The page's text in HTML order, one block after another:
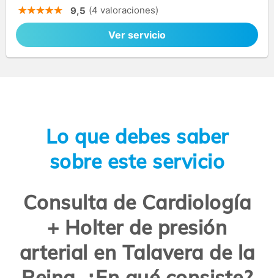
9,5 (4 valoraciones)
Ver servicio
Lo que debes saber
sobre este servicio
Consulta de Cardiología
+ Holter de presión
arterial en Talavera de la